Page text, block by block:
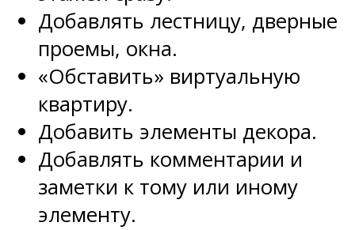
Добавлять лестницу, дверные
проемы, окна.
«Обставить» виртуальную
квартиру.
Добавить элементы декора.
Добавлять комментарии и
заметки к тому или иному
элементу.